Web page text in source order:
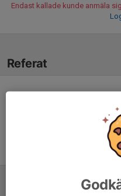
Endast kallade kunde anmäla
Referat